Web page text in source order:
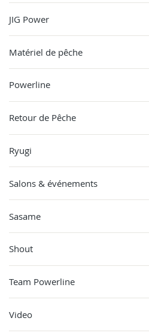
JIG Power
Matériel de pêche
Powerline
Retour de Pêche
Ryugi
Salons & événements
Sasame
Shout
Team Powerline
Video